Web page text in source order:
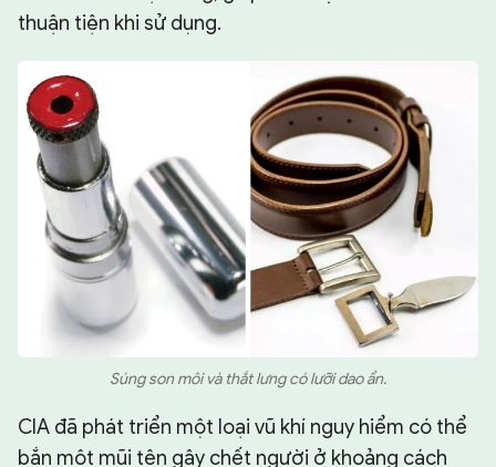
thuận tiện khi sử dụng.
Súng son môi và thắt lưng có lưỡi dao ẩn.
CIA đã phát triển một loại vũ khí nguy hiểm có thể
bắn một mũi tên gây chết người ở khoảng cách